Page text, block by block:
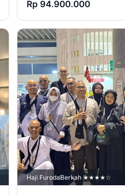
Rp 94.900.000
Haji FurodaBerkah ★★★★☆